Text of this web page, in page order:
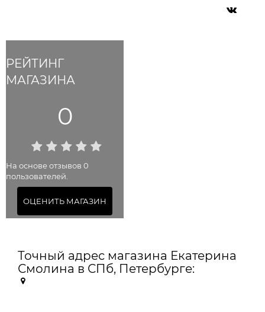
РЕЙТИНГ
МАГАЗИНА
0
На основе отзывов 0
пользователей.
ОЦЕНИТЬ МАГАЗИН
Точный адрес магазина Екатерина
Смолина в СПб, Петербурге: